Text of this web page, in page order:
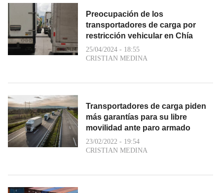
Preocupación de los
transportadores de carga por
restricción vehicular en Chía
25/04/2024 - 18:55
CRISTIAN MEDINA
Transportadores de carga piden
más garantías para su libre
movilidad ante paro armado
23/02/2022 - 19:54
CRISTIAN MEDINA